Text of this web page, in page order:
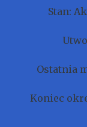
Stan:
Ostatnia
Koniec